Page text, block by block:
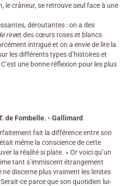
le crâneur, se retrouve seul face à une
déroutantes : on a des
rireet des cœurs roses et blancs
intrigué et on a envie de lire la
les différents types d’histoires et
une bonne réflexion pour les plus
de Fombelle. - Gallimard
fait la différence entre son
même la conscience de cette
la réalité si plate. » Or voici qu’un
tant s’immiscent étrangement
ne discerne plus vraiment les limites
ce parce que son quotidien lui-